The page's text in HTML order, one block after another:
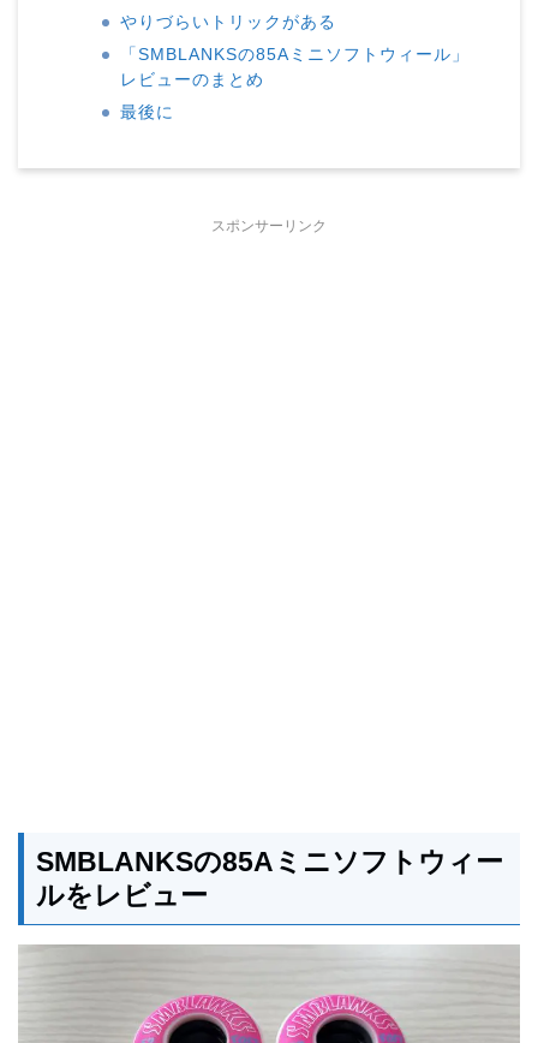
やりづらいトリックがある
「SMBLANKSの85Aミニソフトウィール」
レビューのまとめ
最後に
スポンサーリンク
SMBLANKSの85Aミニソフトウィー
ルをレビュー